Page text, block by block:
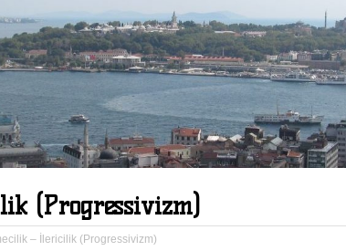
(Progressivizm)
– İlericilik (Progressivizm)